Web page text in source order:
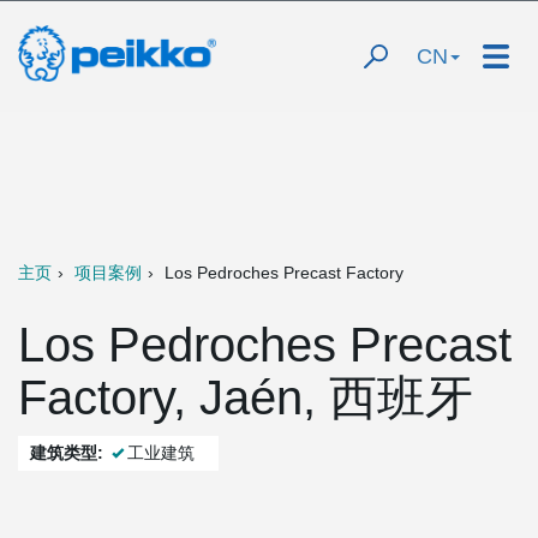
CN
主页 项目案例 Los Pedroches Precast Factory
Los Pedroches Precast
Factory, Jaén, 西班牙
建筑类型: 工业建筑